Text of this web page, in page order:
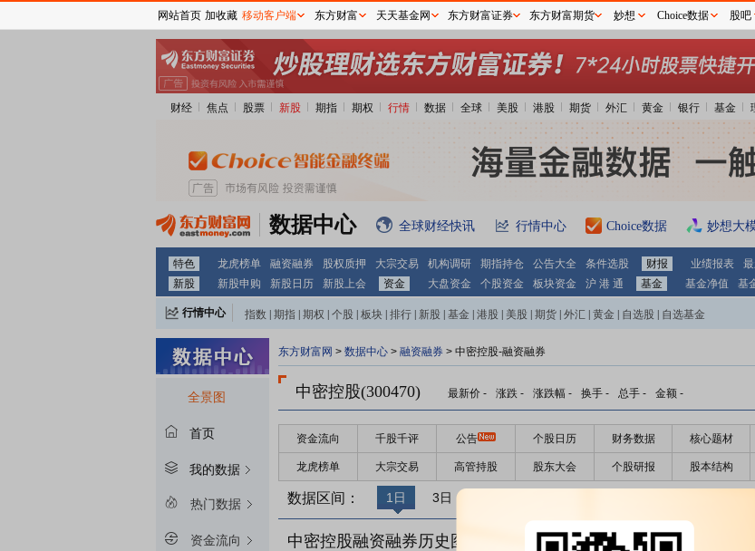
财经 焦点 股票 新股 期指 期权 行情 数据 全球 美股 港股 期货 外汇 黄金 银行 基金
数据中心 全球财经快讯 行情中心 Choice数据 妙想大
特色 龙虎榜单 融资融券 股权质押 大宗交易 机构调研 期指持仓 公告大全 条件选股 财报 业绩报表
新股
新股申购 新股日历 新股上会 资金 大盘资金 个股资金 板块资金 沪 港 通 基金 基金净值 基
行情中心 指数 期指 期权 个股 板块 排行 新股 基金 港股 美股 期货 外汇 黄金 自选股 自选基金
全景图
首页
我的数据
热门数据
资金流向
东方财富网 > 数据中心 > 融资融券 > 中密控股-融资融券
中密控股(300470) 最新价 - 涨跌 - 涨跌幅 - 换手 - 总手 - 金额 -
资金流向 千股千评 公告 个股日历 财务数据 核心题材
龙虎榜单 大宗交易 高管持股 股东大会 个股研报 股本结构
数据区间： 1日 3日
中密控股融资融券历史图(
网站首页 加收藏 移动客户端 东方财富 天天基金网 东方财富证券 东方财富期货 妙想 Choice数据 股吧